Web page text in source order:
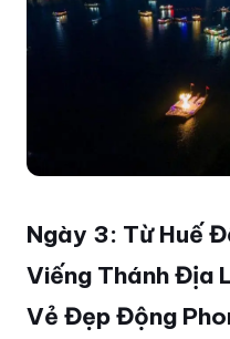
Ngày 3: Từ Huế
Viếng Thánh Địa
Vẻ Đẹp Động